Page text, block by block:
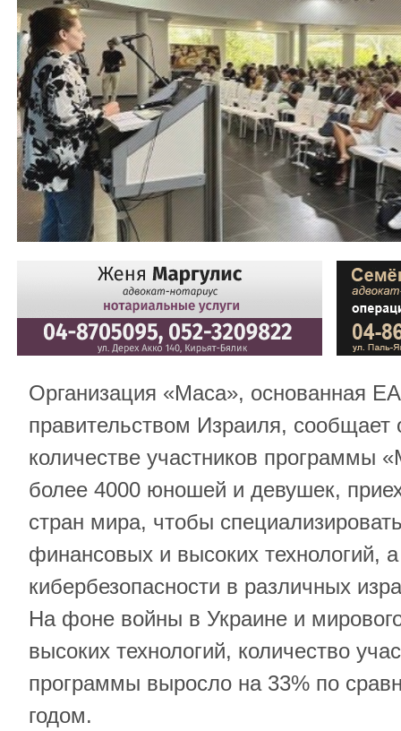
Организация «Маса», основанная
правительством Израиля, сообщает
количестве участников программы
более 4000 юношей и девушек,
стран мира, чтобы
финансовых и высоких технологий,
кибербезопасности в различных
На фоне войны в Украине и
высоких технологий, количество
программы выросло на 33% по
годом.